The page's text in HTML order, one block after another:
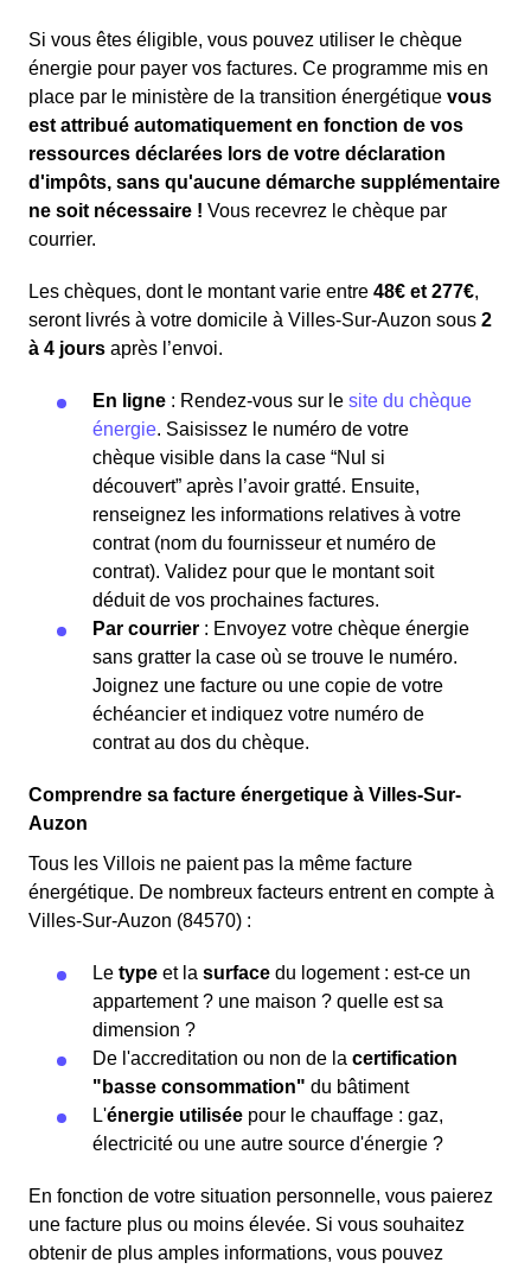
Si vous êtes éligible, vous pouvez utiliser le chèque
énergie pour payer vos factures. Ce programme mis en
place par le ministère de la transition énergétique vous
est attribué automatiquement en fonction de vos
ressources déclarées lors de votre déclaration
d'impôts, sans qu'aucune démarche supplémentaire
ne soit nécessaire ! Vous recevrez le chèque par
courrier.
Les chèques, dont le montant varie entre 48€ et 277€,
seront livrés à votre domicile à Villes-Sur-Auzon sous 2
à 4 jours après l’envoi.
En ligne : Rendez-vous sur le site du chèque
énergie. Saisissez le numéro de votre
chèque visible dans la case “Nul si
découvert” après l’avoir gratté. Ensuite,
renseignez les informations relatives à votre
contrat (nom du fournisseur et numéro de
contrat). Validez pour que le montant soit
déduit de vos prochaines factures.
Par courrier : Envoyez votre chèque énergie
sans gratter la case où se trouve le numéro.
Joignez une facture ou une copie de votre
échéancier et indiquez votre numéro de
contrat au dos du chèque.
Comprendre sa facture énergetique à Villes-Sur-
Auzon
Tous les Villois ne paient pas la même facture
énergétique. De nombreux facteurs entrent en compte à
Villes-Sur-Auzon (84570) :
Le type et la surface du logement : est-ce un
appartement ? une maison ? quelle est sa
dimension ?
De l'accreditation ou non de la certification
"basse consommation" du bâtiment
L'énergie utilisée pour le chauffage : gaz,
électricité ou une autre source d'énergie ?
En fonction de votre situation personnelle, vous paierez
une facture plus ou moins élevée. Si vous souhaitez
obtenir de plus amples informations, vous pouvez